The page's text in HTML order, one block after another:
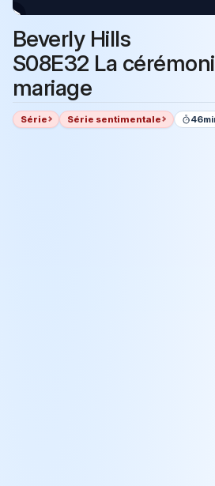
Beverly Hills
S08E32 La
mariage
Série Série sentimentale